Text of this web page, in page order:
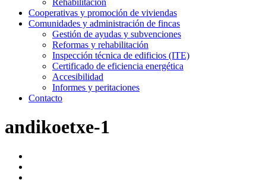
Rehabilitación
Cooperativas y promoción de viviendas
Comunidades y administración de fincas
Gestión de ayudas y subvenciones
Reformas y rehabilitación
Inspección técnica de edificios (ITE)
Certificado de eficiencia energética
Accesibilidad
Informes y peritaciones
Contacto
andikoetxe-1